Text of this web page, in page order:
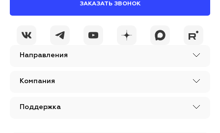
Направления
Компания
Поддержка
ЗАКАЗАТЬ ЗВОНОК